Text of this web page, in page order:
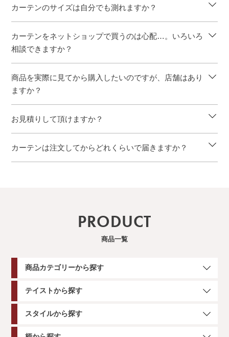
カーテンのサイズは自分でも測れますか？
カーテンをネットショップで買うのは心配…。いろいろ
相談できますか？
商品を実際に見てから購入したいのですが、店舗はあり
ますか？
お見積りして頂けますか？
カーテンは注文してからどれくらいで届きますか？
PRODUCT
商品一覧
商品カテゴリーから探す
テイストから探す
スタイルから探す